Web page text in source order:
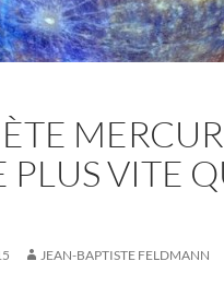
PLUS VITE
JEAN-BAPTISTE FELDMANN